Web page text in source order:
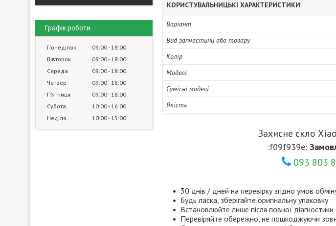
Графік роботи
Понеділок 09:00 18:00
Вівторок
09:00 18:00
Середа
09:00 18:00
Четвер
09:00 18:00
Пʼятниця
09:00 18:00
Субота
10:00 16:00
Неділя
10:00 15:00
КОРИСТУВАЛЬНИЦЬКІ ХАРАКТЕРИСТИКИ
Варіант
Вид запчастини або товару
Колір
Моделі
Сумісні моделі
Якість
Захисне скло
:f09f939e:
093 803
30 днів / дней на перевірку згідно умов
Будь ласка, зберігайте оригінальну упаковку
Встановлюйте лише після повної діагностики
Перевіряйте обережно, не пошкоджуючи